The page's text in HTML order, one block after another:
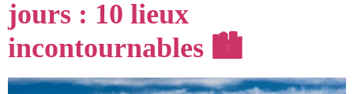
jours : 10 lieux
incontournables 🏙️